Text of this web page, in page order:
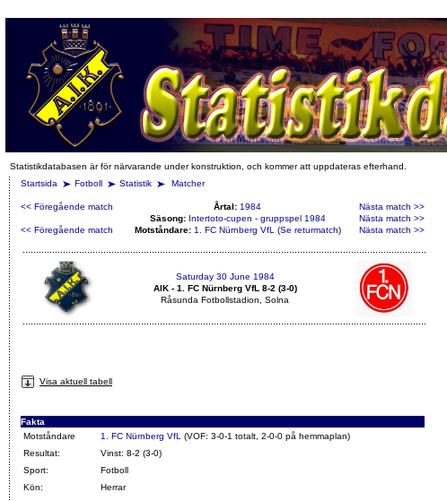
Statistikdatabasen är för närvarande under konstruktion, och kommer att uppdateras efterhand.
Startsida
Fotboll Statistik Matcher
<< Föregående match Årtal: 1984
Nästa match >>
Säsong: Intertoto-cupen - gruppspel 1984
Nästa match >>
<< Föregående match
Motståndare: 1. FC Nürnberg VfL (Se returmatch) Nästa match >>
Saturday 30 June 1984
AIK - 1. FC Nürnberg VfL 8-2 (3-0)
Råsunda Fotbollstadion, Solna
Visa aktuell tabell
Fakta
Motståndare
1. FC Nürnberg VfL
(VOF: 3-0-1 totalt, 2-0-0 på hemmaplan)
Resultat:
Vinst: 8-2 (3-0)
Sport:
Fotboll
Kön:
Herrar